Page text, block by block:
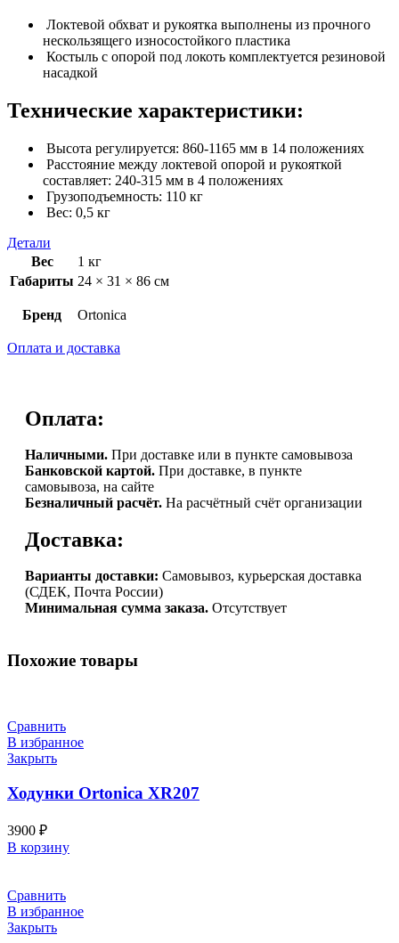
Локтевой обхват и рукоятка выполнены из прочного
нескользящего износостойкого пластика
Костыль с опорой под локоть комплектуется резиновой
насадкой
Технические характеристики:
Высота регулируется: 860-1165 мм в 14 положениях
Расстояние между локтевой опорой и рукояткой
составляет: 240-315 мм в 4 положениях
Грузоподъемность: 110 кг
Вес: 0,5 кг
Детали
Вес
1 кг
Габариты 24 × 31 × 86 см
Бренд Ortonica
Оплата и доставка
Оплата:
Наличными. При доставке или в пункте самовывоза
Банковской картой. При доставке, в пункте
самовывоза, на сайте
Безналичный расчёт. На расчётный счёт организации
Доставка:
Варианты доставки: Самовывоз, курьерская доставка
(СДЕК, Почта России)
Минимальная сумма заказа. Отсутствует
Похожие товары
Сравнить
В избранное
Закрыть
Ходунки Ortonica XR207
3900 ₽
В корзину
Сравнить
В избранное
Закрыть